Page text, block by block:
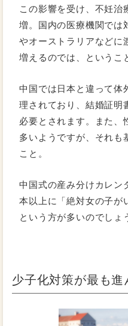
この影響を受け、不妊治
増。国内の医療機関では
やオーストラリアなどに
増えるのでは、というこ
中国では日本と違って体
理されており、結婚証明
必要とされます。また、
多いようですが、それも
こと。
中国式の産み分けカレン
本以上に「絶対女の子が
という方が多いのでしょ
少子化対策が最も